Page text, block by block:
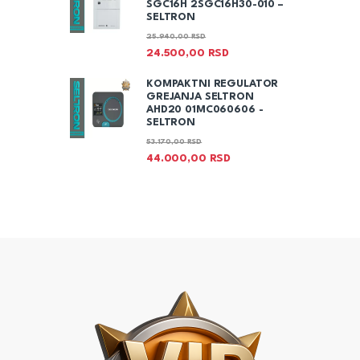
SGC16H 2SGC16H30-010 –
SELTRON
24.500,00 RSD
25.940,00RSD
KOMPAKTNI REGULATOR
GREJANJA SELTRON
AHD20 01MC060606 -
SELTRON
44.000,00 RSD
53.170,00RSD